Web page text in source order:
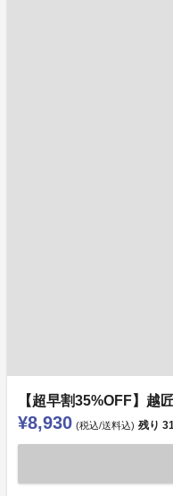
【超早割35%OFF】越
¥8,930 (税込/送料込) 残り